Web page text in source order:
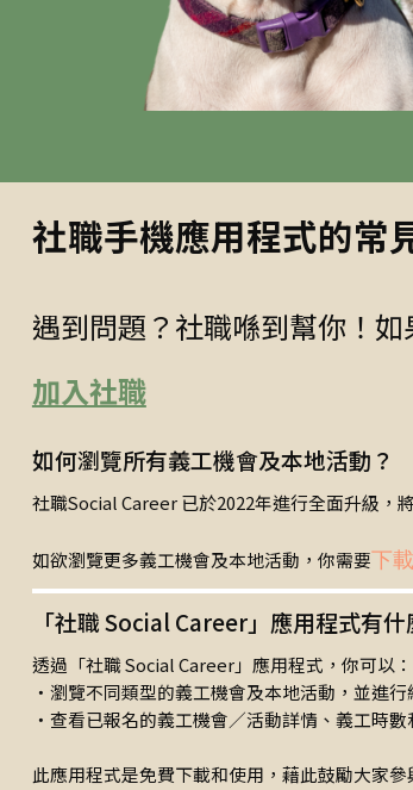
社職手機應用程式的常
遇到問題？社職喺到幫你！
加入社職
如何瀏覽所有義工機會及本地活動？
社職Social Career 已於2022年進行全面升級
如欲瀏覽更多義工機會及本地活動，你需要下載
「社職 Social Career」應用程式有
透過「社職 Social Career」應用程式，你可以：
‧瀏覽不同類型的義工機會及本地活動，並進行
‧查看已報名的義工機會／活動詳情、義工時數
此應用程式是免費下載和使用，藉此鼓勵大家